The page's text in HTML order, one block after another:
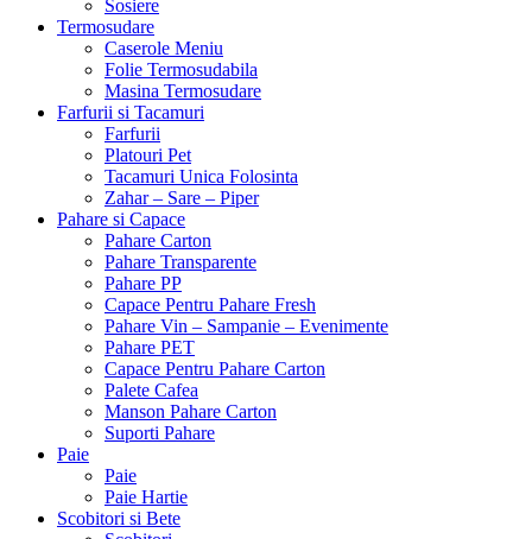
Sosiere
Termosudare
Caserole Meniu
Folie Termosudabila
Masina Termosudare
Farfurii si Tacamuri
Farfurii
Platouri Pet
Tacamuri Unica Folosinta
Zahar – Sare – Piper
Pahare si Capace
Pahare Carton
Pahare Transparente
Pahare PP
Capace Pentru Pahare Fresh
Pahare Vin – Sampanie – Evenimente
Pahare PET
Capace Pentru Pahare Carton
Palete Cafea
Manson Pahare Carton
Suporti Pahare
Paie
Paie
Paie Hartie
Scobitori si Bete